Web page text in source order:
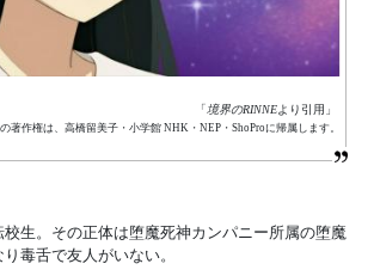
「境界のRINNEより引用」
の著作権は、高橋留美子・小学館 NHK・NEP・ShoProに帰属します。
生。その正体は堕魔死神カンパニー所属の堕魔
毒舌で友人がいない。